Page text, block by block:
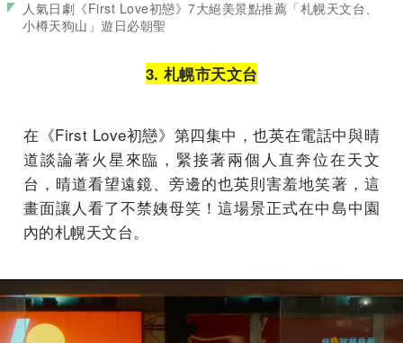
人氣日劇《First Love初戀》7大絕美景點推薦「札幌天文台、
小樽天狗山」遊日必朝聖
3. 札幌市天文台
在《First Love初戀》第四集中，也英在電話中與晴
道談論著火星來臨，緊接著兩個人直奔位在天文
台，晴道看望遠鏡、旁邊的也英則害羞地笑著，這
畫面讓人看了不禁姨母笑！這場景正式在中島中園
內的札幌天文台。